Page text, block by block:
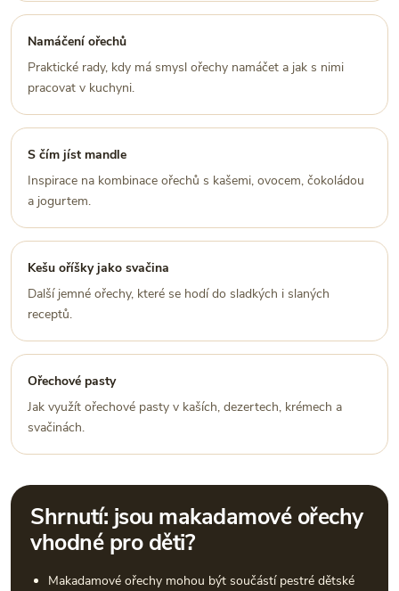
Namáčení ořechů
Praktické rady, kdy má smysl ořechy namáčet a jak s nimi
pracovat v kuchyni.
S čím jíst mandle
Inspirace na kombinace ořechů s kašemi, ovocem, čokoládou
a jogurtem.
Kešu oříšky jako svačina
Další jemné ořechy, které se hodí do sladkých i slaných
receptů.
Ořechové pasty
Jak využít ořechové pasty v kaších, dezertech, krémech a
svačinách.
Shrnutí: jsou makadamové ořechy
vhodné pro děti?
Makadamové ořechy mohou být součástí pestré dětské